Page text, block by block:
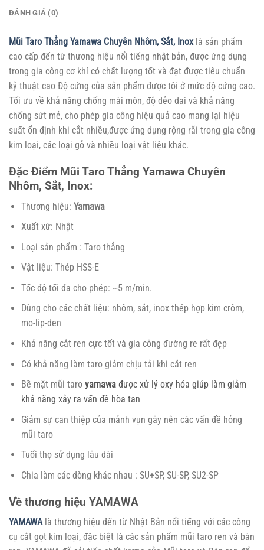
ĐÁNH GIÁ (0)
Mũi Taro Thẳng Yamawa Chuyên Nhôm, Sắt, Inoxlà sản phẩm
cao cấp đến từ thương hiệu nổi tiếng nhật bản, được ứng dụng
trong gia công cơ khí có chất lượng tốt và đạt được tiêu chuẩn
kỹ thuật cao Độ cứng của sản phẩm được tôi ở mức độ cứng cao.
Tối ưu về khả năng chống mài mòn, độ dẻo dai và khả năng
chống sứt mẻ, cho phép gia công hiệu quả cao mang lại hiệu
suất ổn định khi cắt nhiều,được ứng dụng rộng rãi trong gia công
kim loại, các loại gỗ và nhiều loại vật liệu khác.
Đặc Điểm Mũi Taro Thẳng Yamawa Chuyên
Nhôm, Sắt, Inox:
Thương hiệu: Yamawa
Xuất xứ: Nhật
Loại sản phẩm : Taro thẳng
Vật liệu: Thép HSS-E
Tốc độ tối đa cho phép: ~5 m/min.
Dùng cho các chất liệu: nhôm, sắt, inox thép hợp kim crôm,
mo-lip-den
Khả năng cắt ren cực tốt và gia công đường re rất đẹp
Có khả năng làm taro giảm chịu tải khi cắt ren
Bề mặt mũi taro yamawađược xử lý oxy hóa giúp làm giảm
khả năng xảy ra vấn đề hòa tan
Giảm sự can thiệp của mảnh vụn gây nên các vấn đề hỏng
mũi taro
Tuổi thọ sử dụng lâu dài
Chia làm các dòng khác nhau : SU+SP, SU-SP, SU2-SP
Về thương hiệu YAMAWA
YAMAWA là thương hiệu đến từ Nhật Bản nổi tiếng với các công
cụ cắt gọt kim loại, đặc biệt là các sản phẩm mũi taro ren và bàn